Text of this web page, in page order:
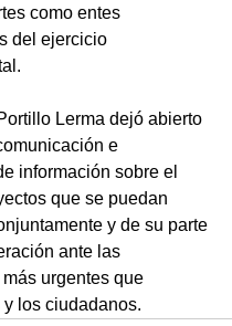
como entes
del ejercicio
Lerma dejó abierto
e
información sobre el
que se puedan
y de su parte
ante las
urgentes que
los ciudadanos.